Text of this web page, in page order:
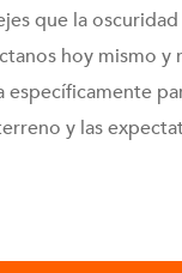
que la
hoy mismo y
específicamente
y las